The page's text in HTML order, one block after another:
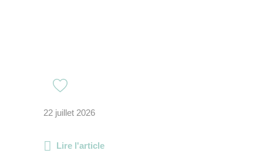
22 juillet 2026
Lire l'article